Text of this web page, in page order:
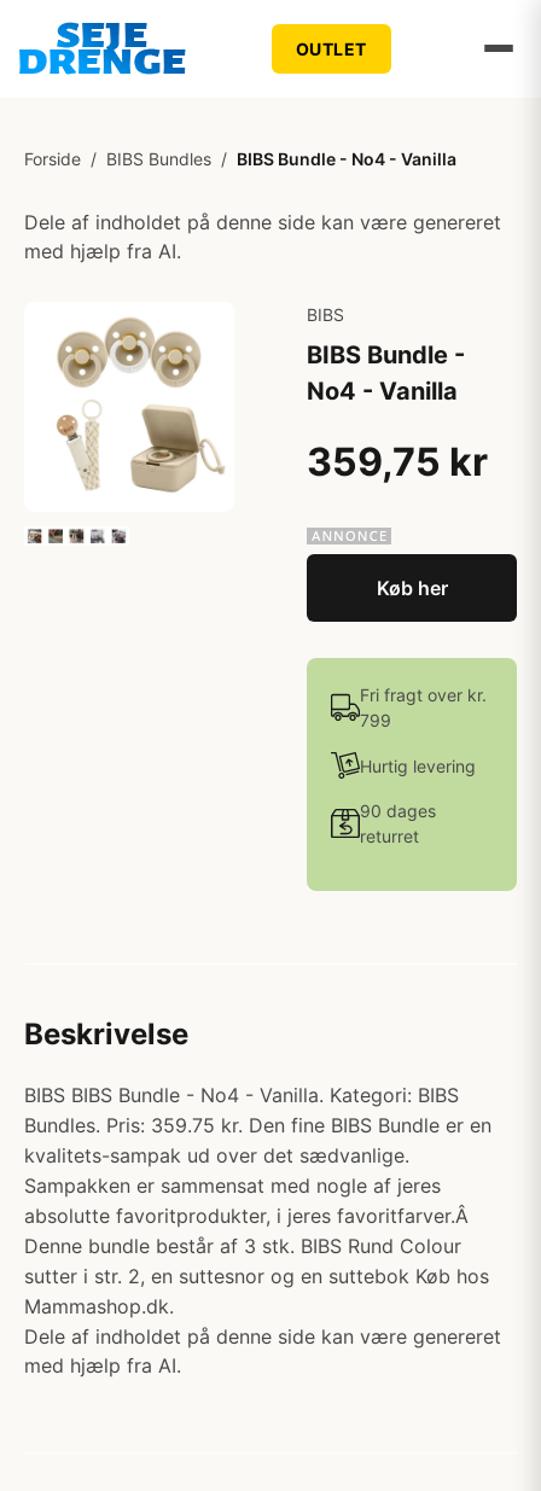
OUTLET
Forside / BIBS Bundles / BIBS Bundle - No4 - Vanilla
Dele af indholdet på denne side kan være genereret
med hjælp fra AI.
BIBS
BIBS Bundle -
No4 - Vanilla
359,75 kr
Køb her
Fri fragt over kr.
799
Hurtig levering
90 dages
returret
Beskrivelse
BIBS BIBS Bundle - No4 - Vanilla. Kategori: BIBS
Bundles. Pris: 359.75 kr. Den fine BIBS Bundle er en
kvalitets-sampak ud over det sædvanlige.
Sampakken er sammensat med nogle af jeres
absolutte favoritprodukter, i jeres favoritfarver.Â
Denne bundle består af 3 stk. BIBS Rund Colour
sutter i str. 2, en suttesnor og en suttebok Køb hos
Mammashop.dk.
Dele af indholdet på denne side kan være genereret
med hjælp fra AI.